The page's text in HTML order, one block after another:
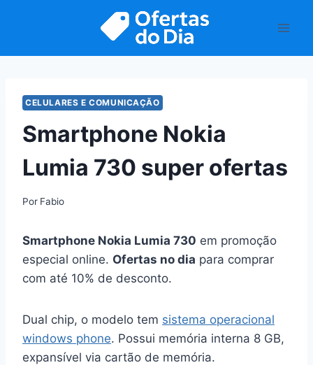
CELULARES E COMUNICAÇÃO
Smartphone Nokia
Lumia 730 super ofertas
Por Fabio
Smartphone Nokia Lumia 730 em promoção
especial online. Ofertas no dia para comprar
com até 10% de desconto.
Dual chip, o modelo tem sistema operacional
windows phone. Possui memória interna 8 GB,
expansível via cartão de memória.